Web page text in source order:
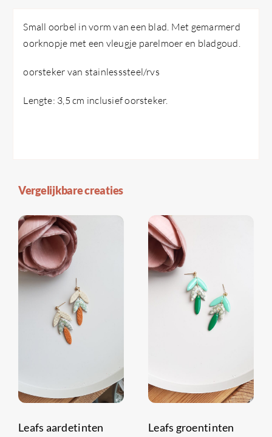
Small oorbel in vorm van een blad. Met gemarmerd
oorknopje met een vleugje parelmoer en bladgoud.
oorsteker van stainlesssteel/rvs
Lengte: 3,5 cm inclusief oorsteker.
Vergelijkbare creaties
Leafs aardetinten Leafs groentinten